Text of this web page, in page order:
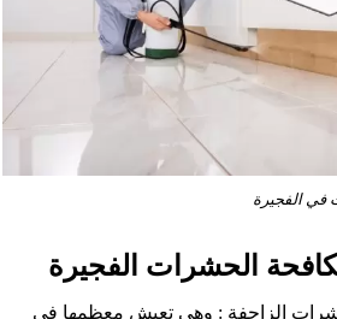
الفجيرة
الحشرات الفجيرة
الزاحفة : وهى تعيش معظمها فى